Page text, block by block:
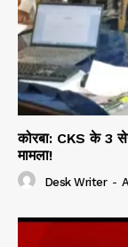
कोरबा: CKS के 3
मामला!
Desk Writer -